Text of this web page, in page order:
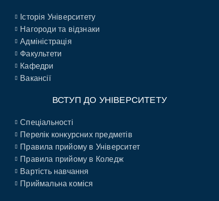
Історія Університету
Нагороди та відзнаки
Адміністрація
Факультети
Кафедри
Вакансії
ВСТУП ДО УНІВЕРСИТЕТУ
Спеціальності
Перелік конкурсних предметів
Правила прийому в Університет
Правила прийому в Коледж
Вартість навчання
Приймальна коміся